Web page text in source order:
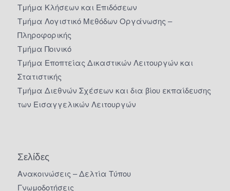
Τμήμα Κλήσεων και Επιδόσεων
Τμήμα Λογιστικό Μεθόδων Οργάνωσης –
Πληροφορικής
Τμήμα Ποινικό
Τμήμα Εποπτείας Δικαστικών Λειτουργών και
Στατιστικής
Τμήμα Διεθνών Σχέσεων και δια βίου εκπαίδευσης
των Εισαγγελικών Λειτουργών
Σελίδες
Ανακοινώσεις – Δελτία Τύπου
Γνωμοδοτήσεις